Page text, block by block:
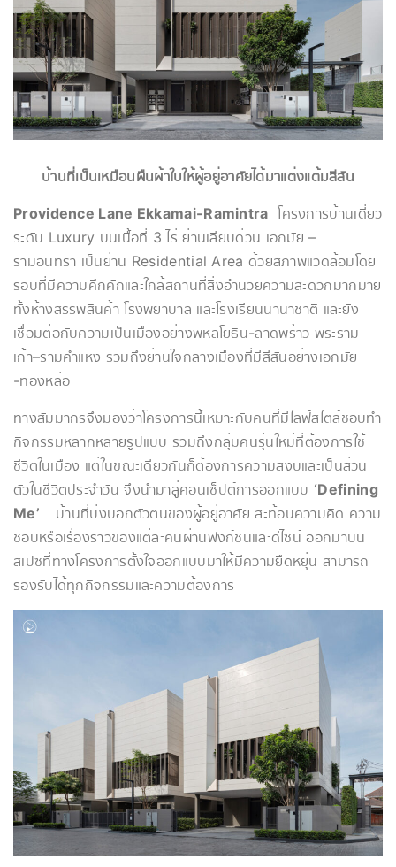
บ้านที่เป็นเหมือนผืนผ้าใบให้ผู้อยู่อาศัยได้มาแต่งแต้มสีสัน
Providence Lane Ekkamai-Ramintra โครงการบ้านเดี่ยว
ระดับ Luxury บนเนื้อที่ 3 ไร่ ย่านเลียบด่วน เอกมัย –
รามอินทรา เป็นย่าน Residential Area ด้วยสภาพแวดล้อมโดย
รอบที่มีความคึกคักและใกล้สถานที่สิ่งอำนวยความสะดวกมากมาย
ทั้งห้างสรรพสินค้า โรงพยาบาล และโรงเรียนนานาชาติ และยัง
เชื่อมต่อกับความเป็นเมืองอย่างพหลโยธิน-ลาดพร้าว พระราม
เก้า–รามคำแหง รวมถึงย่านใจกลางเมืองที่มีสีสันอย่างเอกมัย
-ทองหล่อ
ทางสัมมากรจึงมองว่าโครงการนี้เหมาะกับคนที่มีไลฟ์สไตล์ชอบทำ
กิจกรรมหลากหลายรูปแบบ รวมถึงกลุ่มคนรุ่นใหม่ที่ต้องการใช้
ชีวิตในเมือง แต่ในขณะเดียวกันก็ต้องการความสงบและเป็นส่วน
ตัวในชีวิตประจำวัน จึงนำมาสู่คอนเซ็ปต์การออกแบบ ‘Defining
Me’
บ้านที่บ่งบอกตัวตนของผู้อยู่อาศัย สะท้อนความคิด ความ
ชอบหรือเรื่องราวของแต่ละคนผ่านฟังก์ชันและดีไซน์ ออกมาบน
สเปซที่ทางโครงการตั้งใจออกแบบมาให้มีความยืดหยุ่น สามารถ
รองรับได้ทุกกิจกรรมและความต้องการ